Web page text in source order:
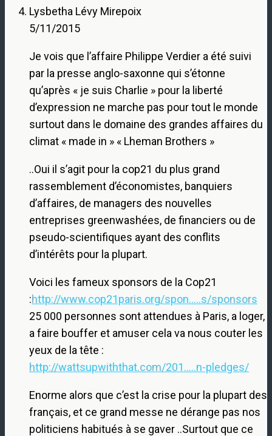
Lysbetha Lévy Mirepoix
5/11/2015
Je vois que l’affaire Philippe Verdier a été suivi
par la presse anglo-saxonne qui s’étonne
qu’après « je suis Charlie » pour la liberté
d’expression ne marche pas pour tout le monde
surtout dans le domaine des grandes affaires du
climat « made in » « Lheman Brothers »
..Oui il s’agit pour la cop21 du plus grand
rassemblement d’économistes, banquiers
d’affaires, de managers des nouvelles
entreprises greenwashées, de financiers ou de
pseudo-scientifiques ayant des conflits
d’intérêts pour la plupart.
Voici les fameux sponsors de la Cop21
:http://www.cop21paris.org/spon.....s/sponsors
25 000 personnes sont attendues à Paris, a loger,
a faire bouffer et amuser cela va nous couter les
yeux de la tête :
http://wattsupwiththat.com/201.....n-pledges/
Enorme alors que c’est la crise pour la plupart des
français, et ce grand messe ne dérange pas nos
politiciens habitués à se gaver ..Surtout que ce